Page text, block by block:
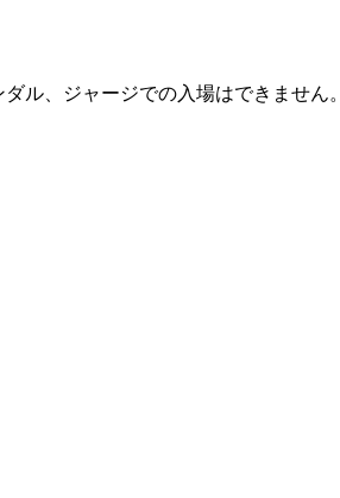
ル、ジャージでの入場はできません